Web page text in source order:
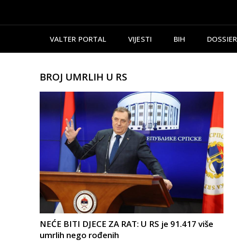
VALTER PORTAL VIJESTI BIH DOSSIER
BROJ UMRLIH U RS
NEĆE BITI DJECE ZA RAT: U RS je 91.417 više
umrlih nego rođenih